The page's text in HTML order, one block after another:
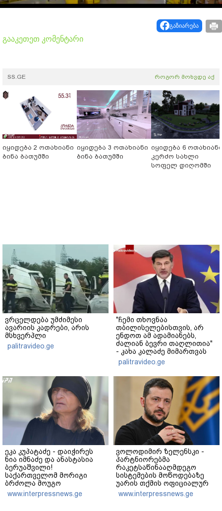
Videoგაზიარება
გააკეთეთ კომენტარი
SS.GE როგორ მოხვდე აქ
იყიდება 2 ოთახიანი
ბინა ბათუმში
იყიდება 3 ოთახიანი
ბინა ბათუმში
იყიდება 6 ოთახიანი
კერძო სახლი
სოფელ დიღომში
ვრცელდება უმძიმესი
ავარიის კადრები, არის
მსხვერპლი
palitravideo.ge
"ჩემი თხოვნაა
თბილისელებისთვის, არ
ენდოთ ამ ადამიანებს,
ძალიან ბევრი თაღლითია"
- კახა კალაძე მიმართვას
ავრცელებს
palitravideo.ge
ეკა კუპატაძე - დაიჭირეს
ნია იმნაძე და ანასტასია
ბერუაშვილი!
საქართველომ მორიგი
ბრძოლა მოუგო
მკვლელებს! იმნაძე-
ნავროზაშვილები არიან
www.interpressnews.ge
ვოლოდიმირ ზელენსკი -
პარტნიორებმა
რაკეტსაწინააღმდეგო
სისტემების მოწოდებაზე
უარის თქმის ოფიციალურ
მიზეზად ახლო
აღმოსავლეთში მიმდინარე
www.interpressnews.ge